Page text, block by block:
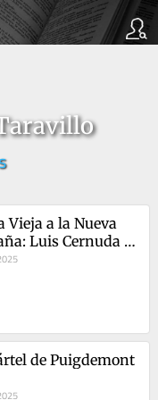
Vieja a la Nueva
Luis Cernuda
México
de Puigdemont